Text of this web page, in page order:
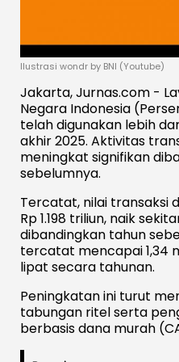
Ilustrasi wondr by BNI (Youtube)
Jakarta, Jurnas.com -
Negara Indonesia
telah digunakan lebih
akhir 2025. Aktivitas
meningkat signifikan
sebelumnya.
Tercatat, nilai transaksi
Rp 1.198 triliun, naik
dibandingkan tahun
tercatat mencapai 1,34
lipat secara tahunan.
Peningkatan ini turut
tabungan ritel serta
berbasis dana murah